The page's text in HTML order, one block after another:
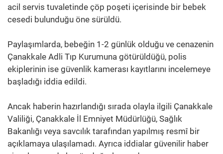
acil servis tuvaletinde çöp poşeti içerisinde bir bebek
cesedi bulunduğu öne sürüldü.
Paylaşımlarda, bebeğin 1-2 günlük olduğu ve cenazenin
Çanakkale Adli Tıp Kurumuna götürüldüğü, polis
ekiplerinin ise güvenlik kamerası kayıtlarını incelemeye
başladığı iddia edildi.
Ancak haberin hazırlandığı sırada olayla ilgili Çanakkale
Valiliği, Çanakkale İl Emniyet Müdürlüğü, Sağlık
Bakanlığı veya savcılık tarafından yapılmış resmî bir
açıklamaya ulaşılamadı. Ayrıca iddialar güvenilir haber